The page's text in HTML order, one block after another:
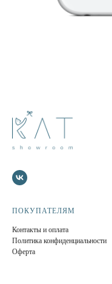
ПОКУПАТЕЛЯМ
Контакты и оплата
Политика конфиденциальности
Оферта